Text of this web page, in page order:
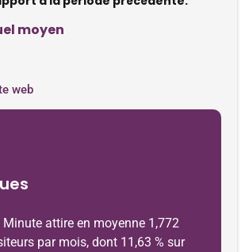
moyen
web
Minute attire en moyenne 1,772
par mois, dont 11,63 % sur